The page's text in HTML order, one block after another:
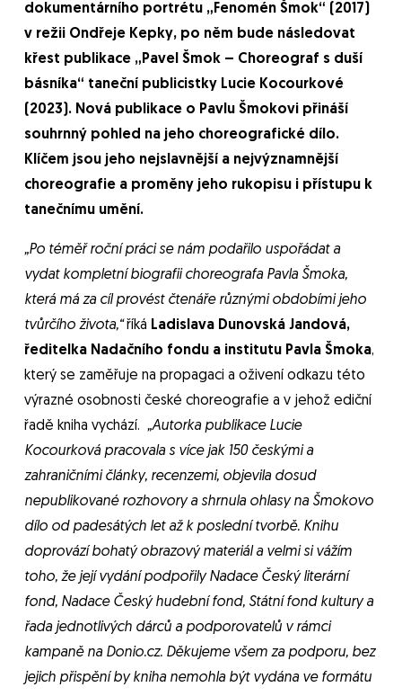
dokumentárního portrétu „Fenomén Šmok“ (2017)
v režii Ondřeje Kepky, po něm bude následovat
křest publikace „Pavel Šmok – Choreograf s duší
básníka“ taneční publicistky Lucie Kocourkové
(2023). Nová publikace o Pavlu Šmokovi přináší
souhrnný pohled na jeho choreografické dílo.
Klíčem jsou jeho nejslavnější a nejvýznamnější
choreografie a proměny jeho rukopisu i přístupu k
tanečnímu umění.
„Po téměř roční práci se nám podařilo uspořádat a
vydat kompletní biografii choreografa Pavla Šmoka,
která má za cíl provést čtenáře různými obdobími jeho
tvůrčího života,“říká Ladislava Dunovská Jandová,
ředitelka Nadačního fondu a institutu Pavla Šmoka,
který se zaměřuje na propagaci a oživení odkazu této
výrazné osobnosti české choreografie a v jehož ediční
řadě kniha vychází. „Autorka publikace Lucie
Kocourková pracovala s více jak 150 českými a
zahraničními články, recenzemi, objevila dosud
nepublikované rozhovory a shrnula ohlasy na Šmokovo
dílo od padesátých let až k poslední tvorbě. Knihu
doprovází bohatý obrazový materiál a velmi si vážím
toho, že její vydání podpořily Nadace Český literární
fond, Nadace Český hudební fond, Státní fond kultury a
řada jednotlivých dárců a podporovatelů v rámci
kampaně na Donio.cz. Děkujeme všem za podporu, bez
jejich přispění by kniha nemohla být vydána ve formátu